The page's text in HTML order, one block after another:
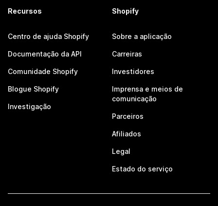
Recursos
Centro de ajuda Shopify
Documentação da API
Comunidade Shopify
Blogue Shopify
Investigação
Shopify
Sobre a aplicação
Carreiras
Investidores
Imprensa e meios de
comunicação
Parceiros
Afiliados
Legal
Estado do serviço